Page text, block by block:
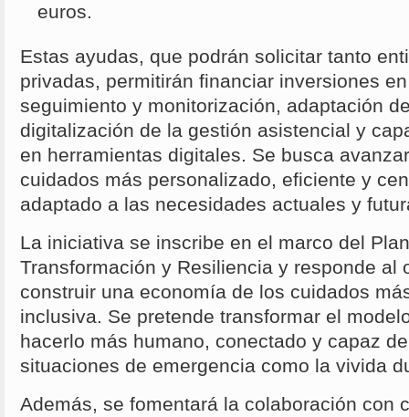
euros.
Estas ayudas, que podrán solicitar tanto
privadas, permitirán financiar inversiones
seguimiento y monitorización, adaptación
digitalización de la gestión asistencial y
en herramientas digitales. Se busca
cuidados más personalizado, eficiente y
adaptado a las necesidades actuales y
La iniciativa se inscribe en el marco del
Transformación y Resiliencia y responde al
construir una economía de los cuidados
inclusiva. Se pretende transformar el
hacerlo más humano, conectado y capaz
situaciones de emergencia como la vivida
Además, se fomentará la colaboración con